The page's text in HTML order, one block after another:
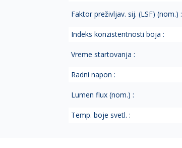
Faktor preživljav. sij. (LSF) (nom.) :
Indeks konzistentnosti boja :
Vreme startovanja :
Radni napon :
Lumen flux (nom.) :
Temp. boje svetl. :